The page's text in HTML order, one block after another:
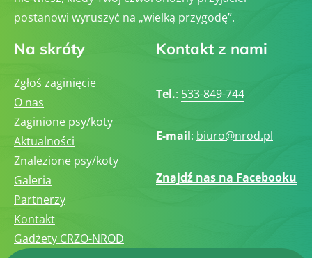
postanowi wyruszyć na „wielką przygodę”.
Na skróty
Zgłoś zaginięcie
O nas
Zaginione psy/koty
Aktualności
Znalezione psy/koty
Galeria
Partnerzy
Kontakt
Gadżety CRZO-NROD
Kontakt z nami
Tel.: 533-849-744
E-mail: biuro@nrod.pl
Znajdź nas na Facebooku